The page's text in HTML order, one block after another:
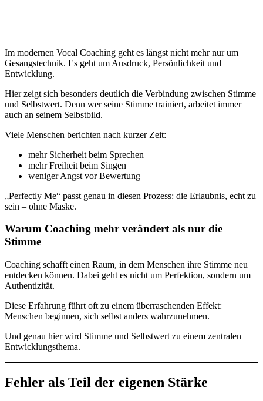
Im modernen Vocal Coaching geht es längst nicht mehr nur um
Gesangstechnik. Es geht um Ausdruck, Persönlichkeit und
Entwicklung.
Hier zeigt sich besonders deutlich die Verbindung zwischen Stimme
und Selbstwert. Denn wer seine Stimme trainiert, arbeitet immer
auch an seinem Selbstbild.
Viele Menschen berichten nach kurzer Zeit:
mehr Sicherheit beim Sprechen
mehr Freiheit beim Singen
weniger Angst vor Bewertung
„Perfectly Me“ passt genau in diesen Prozess: die Erlaubnis, echt zu
sein – ohne Maske.
Warum Coaching mehr verändert als nur die
Stimme
Coaching schafft einen Raum, in dem Menschen ihre Stimme neu
entdecken können. Dabei geht es nicht um Perfektion, sondern um
Authentizität.
Diese Erfahrung führt oft zu einem überraschenden Effekt:
Menschen beginnen, sich selbst anders wahrzunehmen.
Und genau hier wird Stimme und Selbstwert zu einem zentralen
Entwicklungsthema.
Fehler als Teil der eigenen Stärke